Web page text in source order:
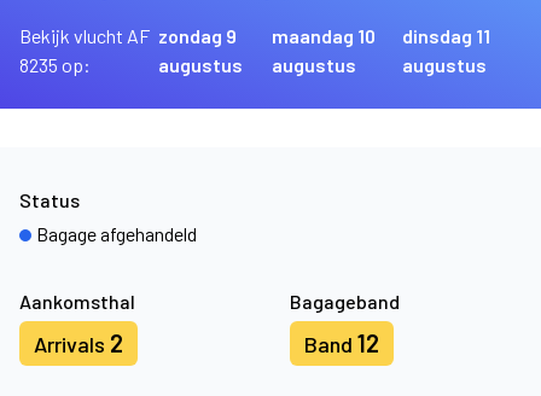
Bekijk vlucht AF
8235 op:
zondag 9
augustus
maandag 10
augustus
dinsdag 11
augustus
Aankomsthal
Arrivals 2
Bagageband
Band 12
Status
Bagage afgehandeld